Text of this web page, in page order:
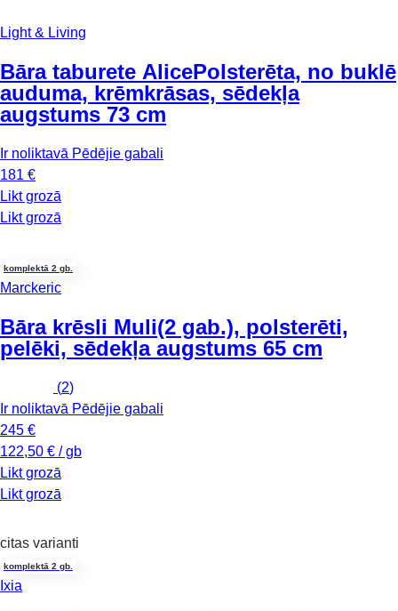
Light & Living
Bāra taburete AlicePolsterēta, no buklē
auduma, krēmkrāsas, sēdekļa
augstums 73 cm
Ir noliktavā Pēdējie gabali
181 €
Likt grozā
Likt grozā
komplektā 2 gb.
Marckeric
Bāra krēsli Muli(2 gab.), polsterēti,
pelēki, sēdekļa augstums 65 cm
(2)
Ir noliktavā Pēdējie gabali
245 €
122,50 € / gb
Likt grozā
Likt grozā
citas varianti
komplektā 2 gb.
Ixia